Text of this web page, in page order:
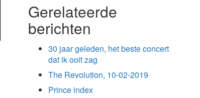
Gerelateerde
berichten
30 jaar geleden, het beste concert
dat ik ooit zag
The Revolution, 10-02-2019
Prince index